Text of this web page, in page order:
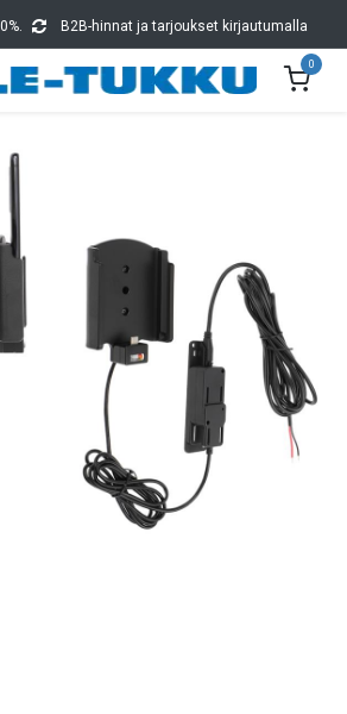
B2B-hinnat ja tarjoukset kirjautumalla
0